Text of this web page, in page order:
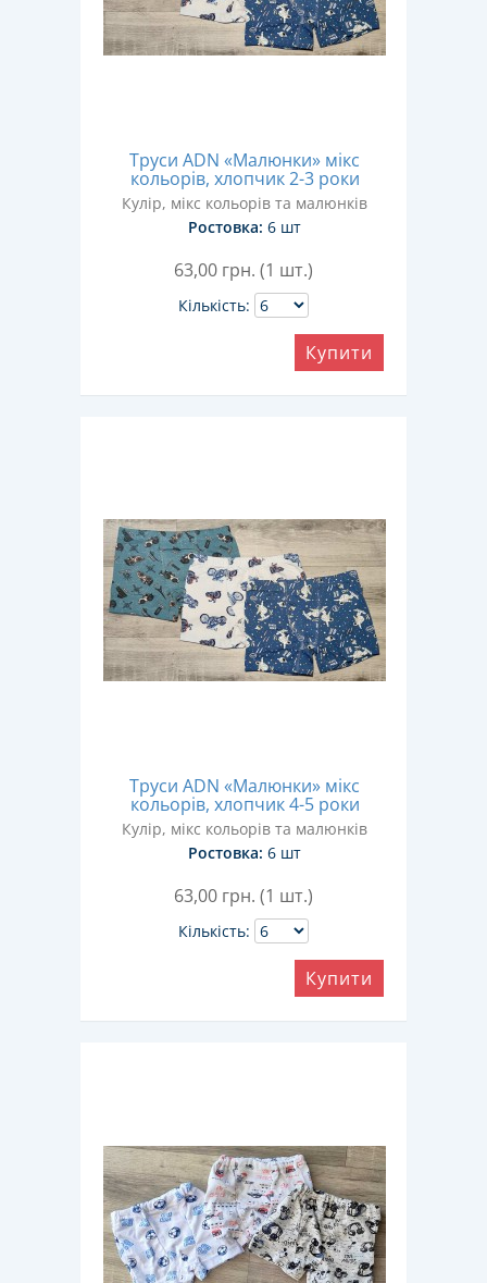
Труси ADN «Малюнки» мікс
кольорів, хлопчик 2-3 роки
Кулір, мікс кольорів та малюнків
Ростовка: 6 шт
63,00 грн. (1 шт.)
Кількість:
Купити
Труси ADN «Малюнки» мікс
кольорів, хлопчик 4-5 роки
Кулір, мікс кольорів та малюнків
Ростовка: 6 шт
63,00 грн. (1 шт.)
Кількість:
Купити